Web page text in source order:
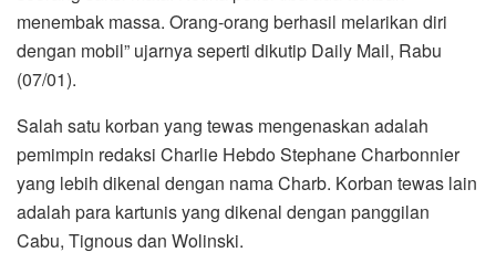
menembak massa. Orang-orang berhasil melarikan diri
dengan mobil” ujarnya seperti dikutip Daily Mail, Rabu
(07/01).
Salah satu korban yang tewas mengenaskan adalah
pemimpin redaksi Charlie Hebdo Stephane Charbonnier
yang lebih dikenal dengan nama Charb. Korban tewas lain
adalah para kartunis yang dikenal dengan panggilan
Cabu, Tignous dan Wolinski.